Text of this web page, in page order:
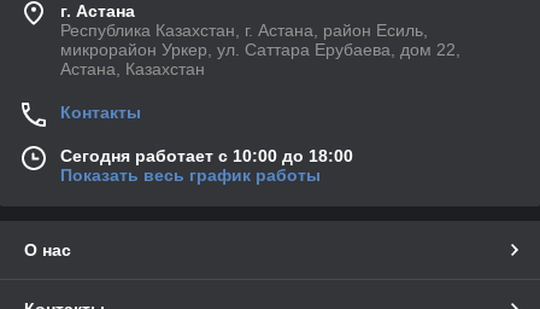
г. Астана
Республика Казахстан, г. Астана, район Есиль,
микрорайон Уркер, ул. Саттара Ерубаева, дом 22,
Астана, Казахстан
Контакты
Сегодня работает с 10:00 до 18:00
Показать весь график работы
О нас